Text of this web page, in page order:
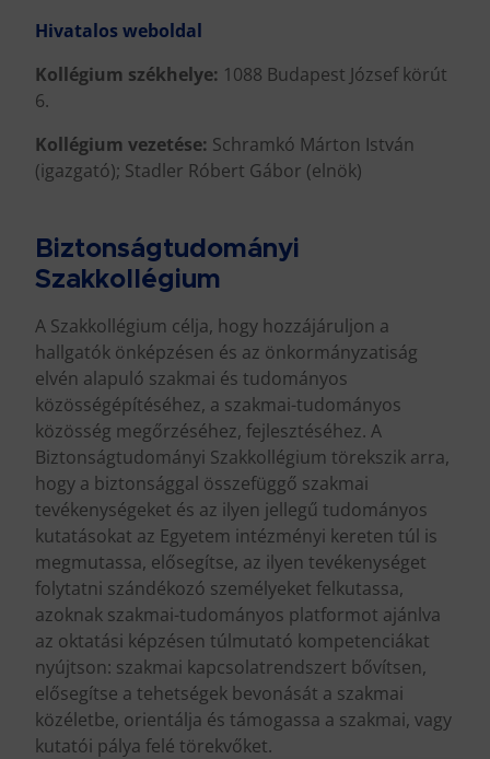
Hivatalos weboldal
Kollégium székhelye: 1088 Budapest József körút
6.
Kollégium vezetése: Schramkó Márton István
(igazgató); Stadler Róbert Gábor (elnök)
Biztonságtudományi
Szakkollégium
A Szakkollégium célja, hogy hozzájáruljon a
hallgatók önképzésen és az önkormányzatiság
elvén alapuló szakmai és tudományos
közösségépítéséhez, a szakmai-tudományos
közösség megőrzéséhez, fejlesztéséhez. A
Biztonságtudományi Szakkollégium törekszik arra,
hogy a biztonsággal összefüggő szakmai
tevékenységeket és az ilyen jellegű tudományos
kutatásokat az Egyetem intézményi kereten túl is
megmutassa, elősegítse, az ilyen tevékenységet
folytatni szándékozó személyeket felkutassa,
azoknak szakmai-tudományos platformot ajánlva
az oktatási képzésen túlmutató kompetenciákat
nyújtson: szakmai kapcsolatrendszert bővítsen,
elősegítse a tehetségek bevonását a szakmai
közéletbe, orientálja és támogassa a szakmai, vagy
kutatói pálya felé törekvőket.